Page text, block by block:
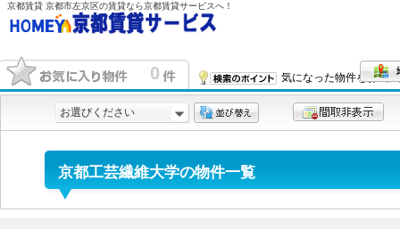
0 気になった物件をお気
お選びください
京都工芸繊維大学の物件一覧